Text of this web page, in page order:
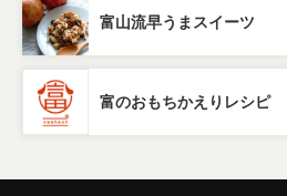
富山流早うまスイーツ
富のおもちかえりレシピ